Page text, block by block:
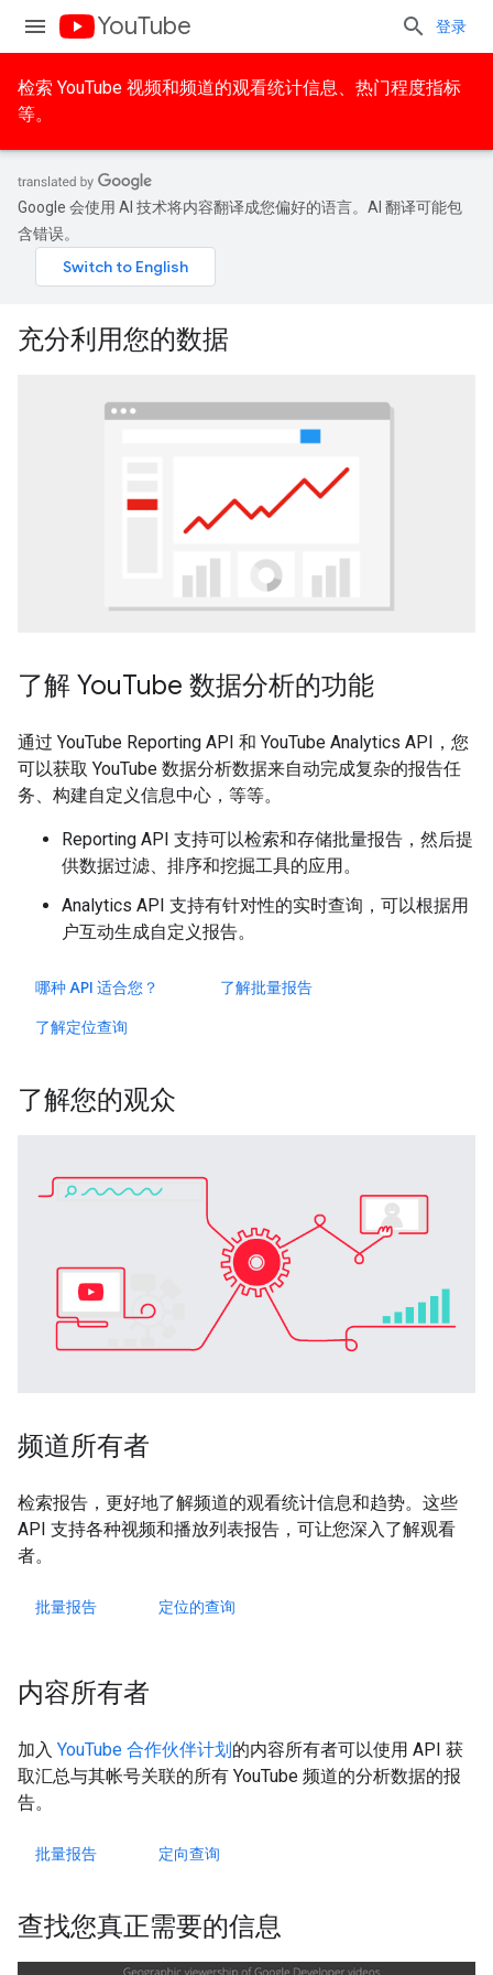
YouTube 登录
检索 YouTube 视频和频道的观看统计信息、热门程度指标
等。
Google 会使用 AI 技术将内容翻译成您偏好的语言。AI 翻译可能包
含错误。
充分利用您的数据
了解 YouTube 数据分析的功能
通过 YouTube Reporting API 和 YouTube Analytics API，您
可以获取 YouTube 数据分析数据来自动完成复杂的报告任
务、构建自定义信息中心，等等。
Reporting API 支持可以检索和存储批量报告，然后提
供数据过滤、排序和挖掘工具的应用。
Analytics API 支持有针对性的实时查询，可以根据用
户互动生成自定义报告。
哪种 API 适合您？
了解批量报告
了解定位查询
了解您的观众
频道所有者
检索报告，更好地了解频道的观看统计信息和趋势。这些
API 支持各种视频和播放列表报告，可让您深入了解观看
者。
批量报告 定位的查询
内容所有者
加入 YouTube 合作伙伴计划的内容所有者可以使用 API 获
取汇总与其帐号关联的所有 YouTube 频道的分析数据的报
告。
批量报告 定向查询
查找您真正需要的信息